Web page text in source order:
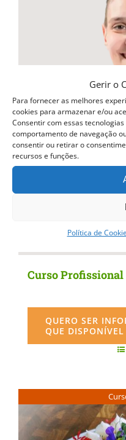
Gerir o
Para fornecer as melhores
cookies para armazenar e/ou
Consentir com essas
comportamento de navegação
consentir ou retirar o
recursos e funções.
Política de
chosen
on
the
product
Curso
QUERO SER
QUE DISPONÍVEL